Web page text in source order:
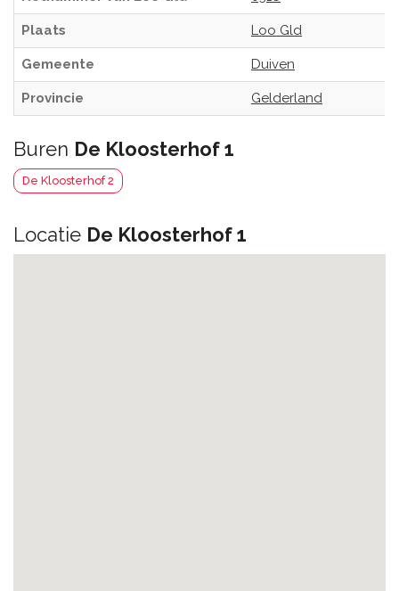
Plaats Loo Gld
Gemeente Duiven
Provincie Gelderland
Buren De Kloosterhof 1
De Kloosterhof 2
Locatie De Kloosterhof 1